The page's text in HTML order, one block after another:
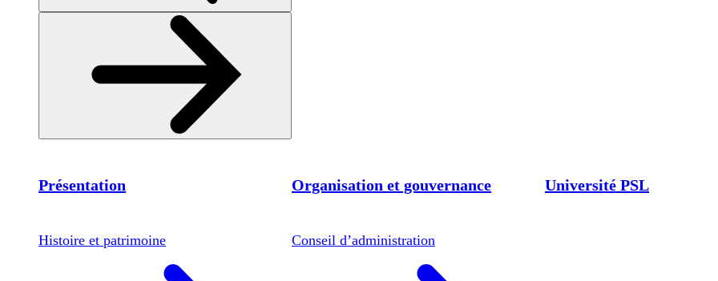
Présentation
Histoire et patrimoine
Organisation et gouvernance
Conseil d’administration
Université PSL